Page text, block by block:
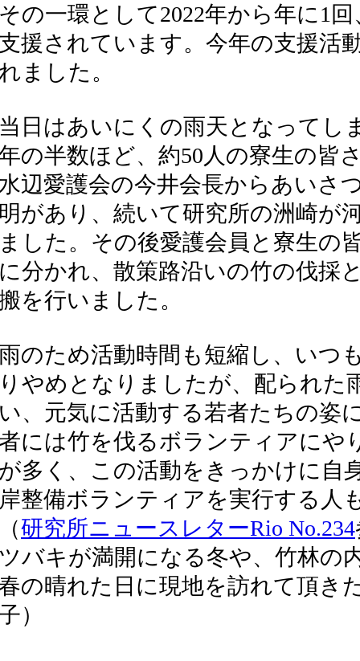
の一環として2022年から年に1
援されています。今年の支援活
ました。
日はあいにくの雨天となってし
の半数ほど、約50人の寮生の皆
辺愛護会の今井会長からあいさ
があり、続いて研究所の洲崎が
した。その後愛護会員と寮生の
分かれ、散策路沿いの竹の伐採
を行いました。
のため活動時間も短縮し、いつ
やめとなりましたが、配られた
、元気に活動する若者たちの姿
には竹を伐るボランティアにや
多く、この活動をきっかけに自
整備ボランティアを実行する人
研究所ニュースレターRio No.234
バキが満開になる冬や、竹林の
の晴れた日に現地を訪れて頂き
）